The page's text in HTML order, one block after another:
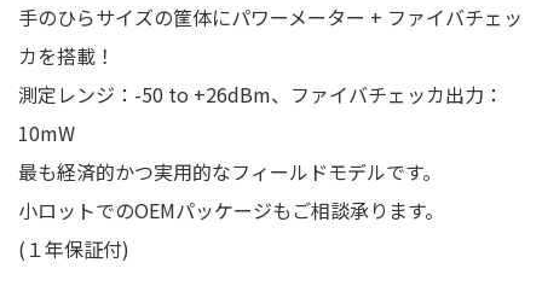
手のひらサイズの筐体にパワーメーター + ファイバチェッ
カを搭載！
測定レンジ：-50 to +26dBm、ファイバチェッカ出力：
10mW
最も経済的かつ実用的なフィールドモデルです。
小ロットでのOEMパッケージもご相談承ります。
(１年保証付)